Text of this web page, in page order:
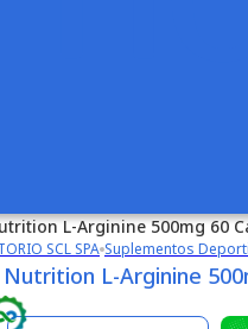
L-Arginine 500mg 60
SCL SPA Suplementos
L-Arginine